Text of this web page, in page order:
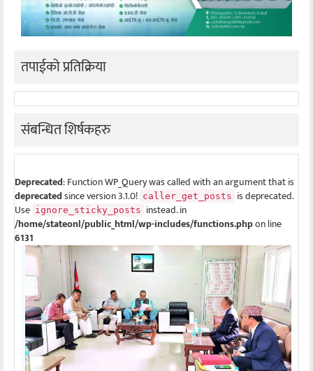
तपाईको प्रतिक्रिया
संबन्धित शिर्षकहरु
Deprecated: Function WP_Query was called with an argument that is
deprecatedsince version 3.1.0! caller_get_posts is deprecated.
Use ignore_sticky_posts instead. in
/home/stateonl/public_html/wp-includes/functions.phpon line
6131